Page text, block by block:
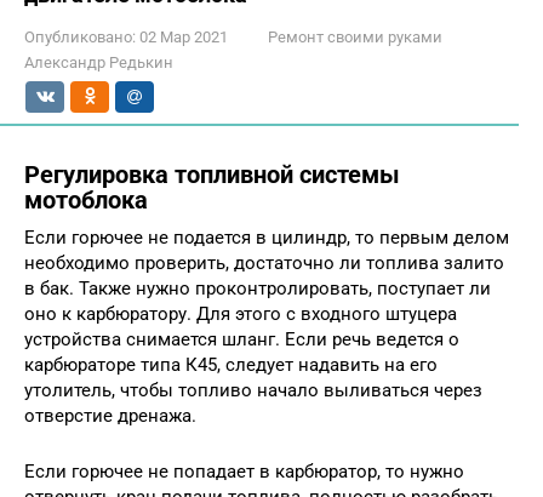
Опубликовано: 02 Мар 2021
Ремонт своими руками
Александр Редькин
Регулировка топливной системы
мотоблока
Если горючее не подается в цилиндр, то первым делом
необходимо проверить, достаточно ли топлива залито
в бак. Также нужно проконтролировать, поступает ли
оно к карбюратору. Для этого с входного штуцера
устройства снимается шланг. Если речь ведется о
карбюраторе типа К45, следует надавить на его
утолитель, чтобы топливо начало выливаться через
отверстие дренажа.
Если горючее не попадает в карбюратор, то нужно